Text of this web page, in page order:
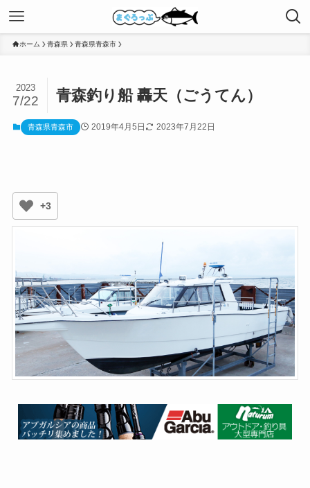
ホーム 青森県 青森県青森市
青森釣り船 轟天（ごうてん）
2023
7/22
青森県青森市 2019年4月5日 2023年7月22日
+3